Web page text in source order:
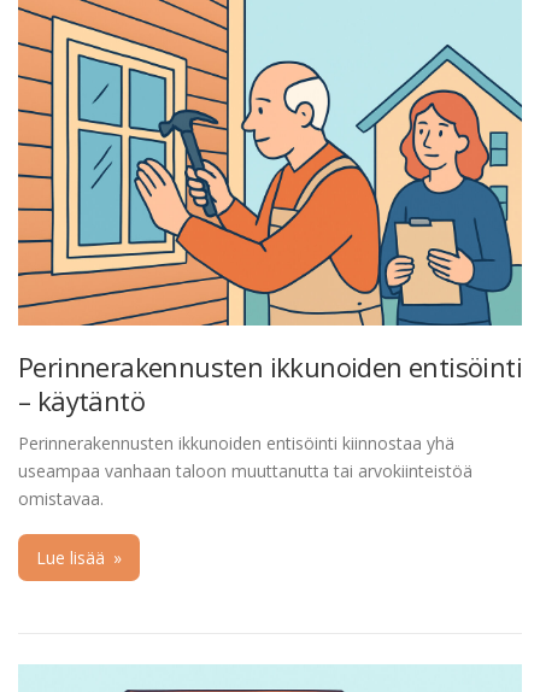
Perinnerakennusten ikkunoiden entisöinti
– käytäntö
Perinnerakennusten ikkunoiden entisöinti kiinnostaa yhä
useampaa vanhaan taloon muuttanutta tai arvokiinteistöä
omistavaa.
Lue lisää »